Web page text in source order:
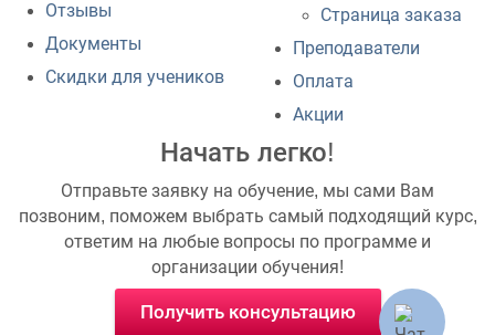
Отзывы
Документы
Скидки для учеников
Страница заказа
Преподаватели
Оплата
Акции
Начать легко!
Отправьте заявку на обучение, мы сами Вам
позвоним, поможем выбрать самый подходящий курс,
ответим на любые вопросы по программе и
организации обучения!
Получить консультацию